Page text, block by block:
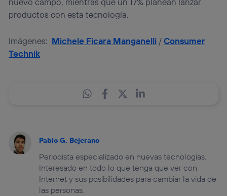
productos con esta tecnología.
Imágenes: Michele Ficara Manganelli /Consumer
Technik
Pablo G. Bejerano
Periodista especializado en nuevas tecnologías.
Interesado en todo lo que tenga que ver con
Internet y sus posibilidades para cambiar la vida de
las personas.